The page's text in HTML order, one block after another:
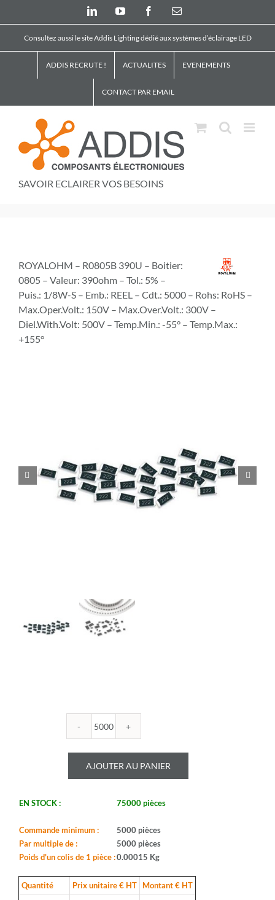
LinkedInYouTube FacebookEmail
Consultez aussi le site Addis Lighting dédié aux systèmes d’éclairage LED
ADDIS RECRUTE ! ACTUALITES EVENEMENTS
CONTACT PAR EMAIL
SAVOIR ECLAIRER VOS BESOINS
ROYALOHM – R0805B 390U – Boitier:
0805 – Valeur: 390ohm – Tol.: 5% –
Puis.: 1/8W-S – Emb.: REEL – Cdt.: 5000 – Rohs: RoHS –
Max.Oper.Volt.: 150V – Max.Over.Volt.: 300V –
Diel.With.Volt: 500V – Temp.Min.: -55° – Temp.Max.:
+155°
 
quantité
ROYALOHM
-
R0805B
0805
Valeur:
-
Tol.:
AJOUTER AU PANIER
EN STOCK : 75000 pièces
Commande minimum :
5000 pièces
Par multiple de :
5000 pièces
Poids d'un colis de 1 pièce :0.00015 Kg
Quantité Prix unitaire € HT
Montant € HT